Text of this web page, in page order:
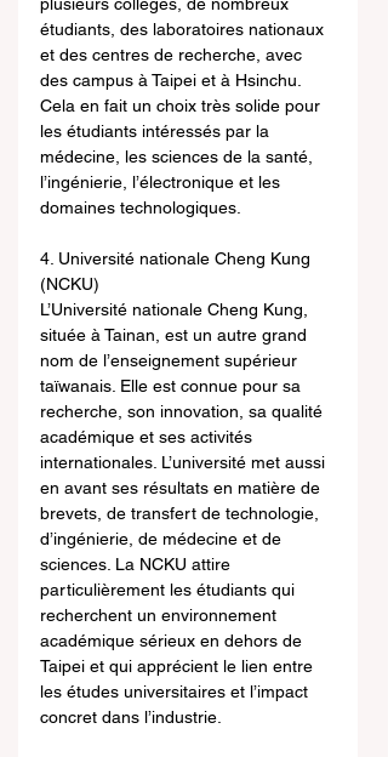
étudiants, des laboratoires nationaux
et des centres de recherche, avec
des campus à Taipei et à Hsinchu.
Cela en fait un choix très solide pour
les étudiants intéressés par la
médecine, les sciences de la santé,
l’ingénierie, l’électronique et les
domaines technologiques.
4. Université nationale Cheng Kung
(NCKU)
L’Université nationale Cheng Kung,
située à Tainan, est un autre grand
nom de l’enseignement supérieur
taïwanais. Elle est connue pour sa
recherche, son innovation, sa qualité
académique et ses activités
internationales. L’université met aussi
en avant ses résultats en matière de
brevets, de transfert de technologie,
d’ingénierie, de médecine et de
sciences. La NCKU attire
particulièrement les étudiants qui
recherchent un environnement
académique sérieux en dehors de
Taipei et qui apprécient le lien entre
les études universitaires et l’impact
concret dans l’industrie.